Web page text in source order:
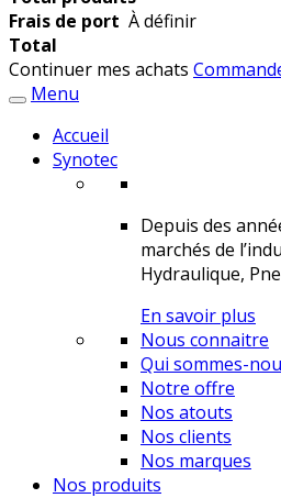
Frais de port À définir
Total
Continuer mes achats
Menu
Accueil
Synotec
Depuis des
marchés de
Hydraulique,
En savoir plus
Nous connaitre
Qui sommes-
Notre offre
Nos atouts
Nos clients
Nos marques
Nos produits